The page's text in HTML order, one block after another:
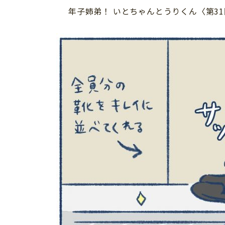
年子姉弟！ いとちゃんとうりくん〈第